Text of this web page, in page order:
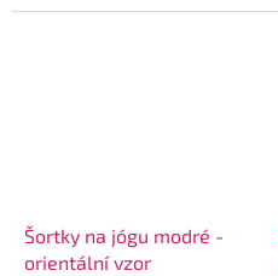
Šortky na jógu modré -
orientální vzor